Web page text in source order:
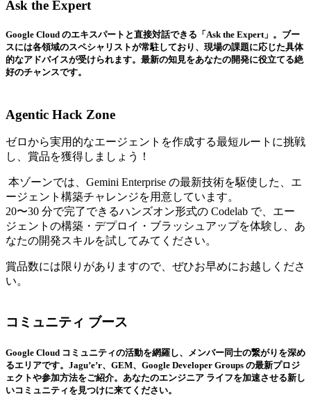
Ask the Expert
Google Cloud のエキスパートと直接対話できる「Ask the Expert」。ブー
スには各領域のスペシャリストが常駐しており、現場の課題に応じた具体
的なアドバイスが受けられます。最新の知見をあなたの開発に役立てる絶
好のチャンスです。
Agentic Hack Zone
ゼロから実用的なエージェントを作成する最短ルートに挑戦
し、賞品を獲得しましょう！
本ゾーンでは、Gemini Enterprise の最新技術を駆使した、エ
ージェント構築チャレンジを用意しています。
20〜30 分で完了できるハンズオン形式の Codelab で、エー
ジェントの構築・デプロイ・ブラッシュアップを体験し、あ
なたの開発スキルを試してみてください。
賞品数には限りがありますので、ぜひお早めにお越しくださ
い。
コミュニティ ブース
Google Cloud コミュニティの活動を網羅し、メンバー同士の繋がりを深め
るエリアです。Jagu’e’r、GEM、Google Developer Groups の最新プロジ
ェクトや参加方法をご紹介。あなたのエンジニア ライフを加速させる新し
いコミュニティを見つけに来てください。